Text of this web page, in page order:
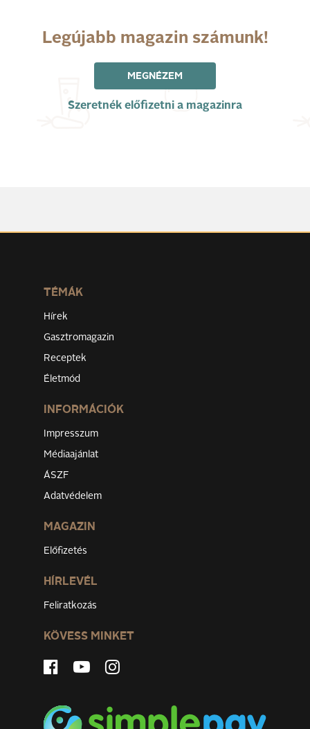
Legújabb magazin számunk!
MEGNÉZEM
Szeretnék előfizetni a magazinra
TÉMÁK
Hírek
Gasztromagazin
Receptek
Életmód
INFORMÁCIÓK
Impresszum
Médiaajánlat
ÁSZF
Adatvédelem
MAGAZIN
Előfizetés
HÍRLEVÉL
Feliratkozás
KÖVESS MINKET